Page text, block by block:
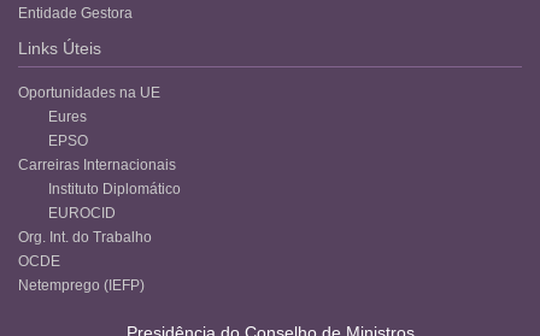
Entidade Gestora
Links Úteis
Oportunidades na UE
Eures
EPSO
Carreiras Internacionais
Instituto Diplomático
EUROCID
Org. Int. do Trabalho
OCDE
Netemprego (IEFP)